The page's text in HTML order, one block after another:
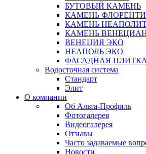
БУТОВЫЙ КАМЕНЬ
КАМЕНЬ
КАМЕНЬ
КАМЕНЬ
ВЕНЕЦИЯ ЭКО
НЕАПОЛЬ ЭКО
ФАСАДНАЯ ПЛИТКА
Водосточная система
Стандарт
Элит
О компании
Об Альта-Профиль
Фотогалерея
Видеогалерея
Отзывы
Часто задаваемые
Новости